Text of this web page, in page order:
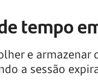
tempo
e
a sessão